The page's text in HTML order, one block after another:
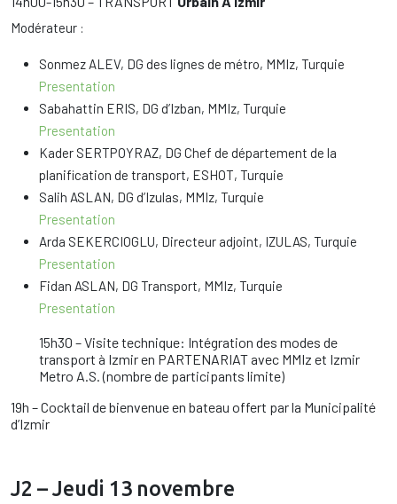
Modérateur :
Sonmez ALEV, DG des lignes de métro, MMIz, Turquie
Presentation
Sabahattin ERIS, DG d’Izban, MMIz, Turquie
Presentation
Kader SERTPOYRAZ, DG Chef de département de la
planification de transport, ESHOT, Turquie
Salih ASLAN, DG d’Izulas, MMIz, Turquie
Presentation
Arda SEKERCIOGLU, Directeur adjoint, IZULAS, Turquie
Presentation
Fidan ASLAN, DG Transport, MMIz, Turquie
Presentation
15h30 – Visite technique: Intégration des modes de
transport à Izmir en PARTENARIAT avec MMIz et Izmir
Metro A.S. (nombre de participants limite)
19h – Cocktail de bienvenue en bateau offert par la Municipalité
d’Izmir
J2 – Jeudi 13 novembre